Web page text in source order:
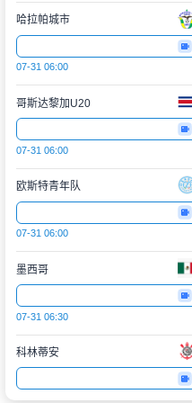
哈拉帕城市
07-31 06:00
哥斯达黎加U20
07-31 06:00
欧斯特青年队
07-31 06:00
墨西哥
07-31 06:30
科林蒂安